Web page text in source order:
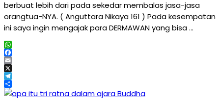
berbuat lebih dari pada sekedar membalas jasa-jasa
orangtua-NYA. ( Anguttara Nikaya 161 ) Pada kesempatan
ini saya ingin mengajak para DERMAWAN yang bisa …
WhatsApp
Facebook
Email
X
Telegram
Share